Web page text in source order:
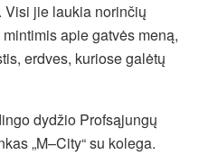
jie laukia norinčių
apie gatvės meną,
erdves, kuriose galėtų
dydžio Profsąjungų
„M–City“ su kolega.